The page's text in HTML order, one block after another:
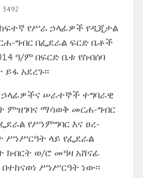
3492
የሥራ ኃላፊዎች የዲጂታል
ግብር በፌደራል ፍርድ ቤቶች
ዓ/ም በፍርድ ቤቱ የስብሰባ
አደረጉ፡፡
ሠራተኞች ተግባራዊ
ምዝገባና ማሳወቅ መርሐ-ግብር
የሥነምግባር እና ፀረ-
ሥነሥርዓት ላይ የፌደራል
ክብርት ወ/ሮ መዓዛ አሸናፊ
ሥነሥርዓት ነው፡፡